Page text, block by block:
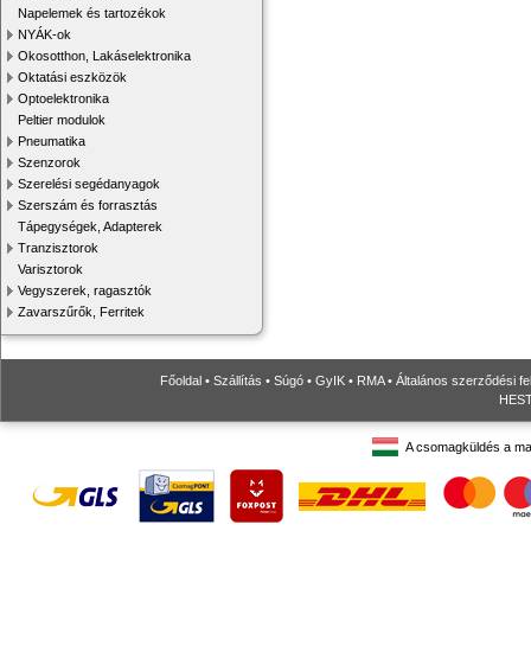
Napelemek és tartozékok
NYÁK-ok
Okosotthon, Lakáselektronika
Oktatási eszközök
Optoelektronika
Peltier modulok
Pneumatika
Szenzorok
Szerelési segédanyagok
Szerszám és forrasztás
Tápegységek, Adapterek
Tranzisztorok
Varisztorok
Vegyszerek, ragasztók
Zavarszűrők, Ferritek
Főoldal • Szállítás • Súgó • GyIK • RMA• Általános szerződési
A csomagküldés a